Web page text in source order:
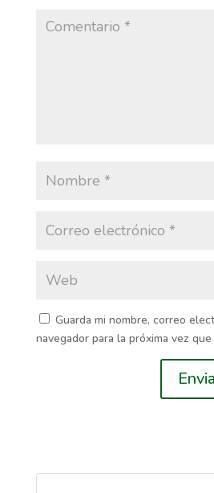
Guarda mi nombre, correo
navegador para la próxima vez